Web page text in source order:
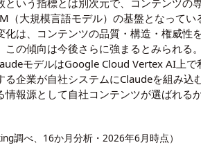
（大規模言語モデル）の基盤となって
は、コンテンツの品質・構造・権威性
の傾向は今後さらに強まるとみられる。
モデルはGoogle Cloud Vertex AI上
る企業が自社システムにClaudeを組み
報源として自社コンテンツが選ばれる
調べ、16か月分析・2026年6月時点）